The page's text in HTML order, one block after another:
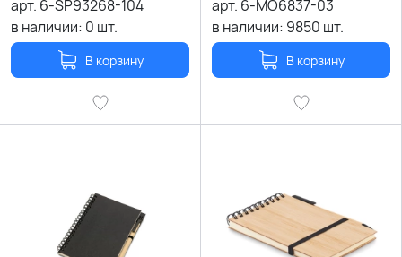
арт. 6-SP93268-104
в наличии: 0 шт.
В корзину
арт. 6-MO6837-03
в наличии: 9850 шт.
В корзину